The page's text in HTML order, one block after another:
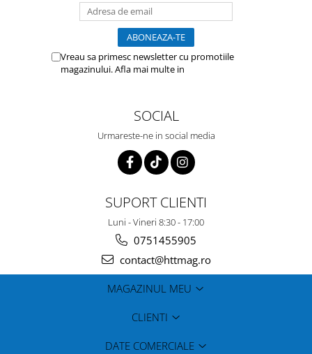
Vreau sa primesc newsletter cu promotiile
magazinului. Afla mai multe in
SOCIAL
Urmareste-ne in social media
SUPORT CLIENTI
Luni - Vineri 8:30 - 17:00
0751455905
contact@httmag.ro
MAGAZINUL MEU
CLIENTI
DATE COMERCIALE